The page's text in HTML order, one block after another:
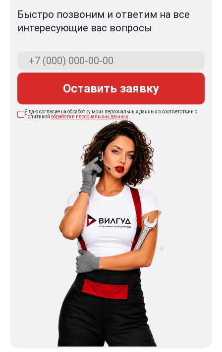
Быстро позвоним и ответим на все
интересующие вас вопросы
Оставить заявку
Я даю согласие на обработку моих персональных данных в соответствии с
Политикой обработки персональных данных